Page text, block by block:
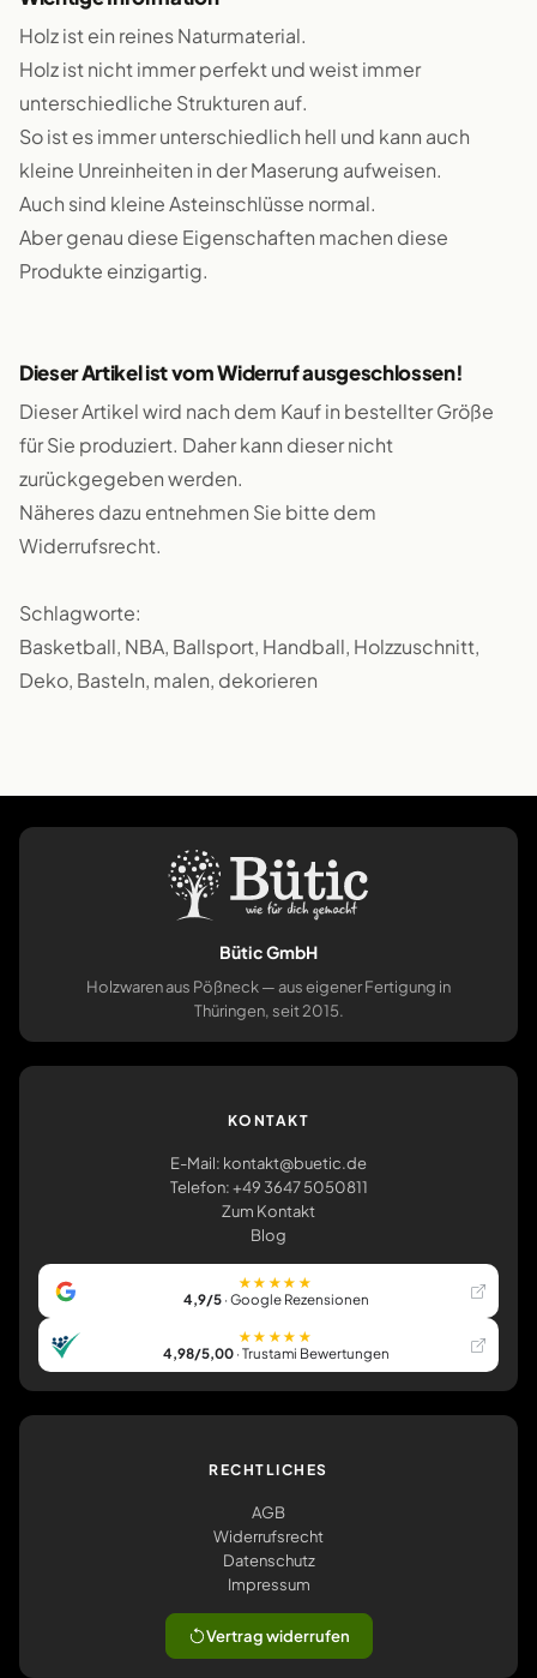
Holz ist ein reines Naturmaterial.
Holz ist nicht immer perfekt und weist immer
unterschiedliche Strukturen auf.
So ist es immer unterschiedlich hell und kann auch
kleine Unreinheiten in der Maserung aufweisen.
Auch sind kleine Asteinschlüsse normal.
Aber genau diese Eigenschaften machen diese
Produkte einzigartig.
Dieser Artikel ist vom Widerruf ausgeschlossen!
Dieser Artikel wird nach dem Kauf in bestellter Größe
für Sie produziert. Daher kann dieser nicht
zurückgegeben werden.
Näheres dazu entnehmen Sie bitte dem
Widerrufsrecht.
Schlagworte:
Basketball, NBA, Ballsport, Handball, Holzzuschnitt,
Deko, Basteln, malen, dekorieren
Bütic GmbH
Holzwaren aus Pößneck — aus eigener Fertigung in
Thüringen, seit 2015.
KONTAKT
E-Mail: kontakt@buetic.de
Telefon: +49 3647 5050811
Zum Kontakt
Blog
★★★★★
4,9/5· Google Rezensionen
★★★★★
4,98/5,00· Trustami Bewertungen
RECHTLICHES
AGB
Widerrufsrecht
Datenschutz
Impressum
Vertrag widerrufen